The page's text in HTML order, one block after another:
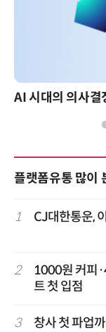
플랫폼유통 많이
1 CJ대한통운,
2
1000원 커피
트 첫 입점
3 창사 첫 파업